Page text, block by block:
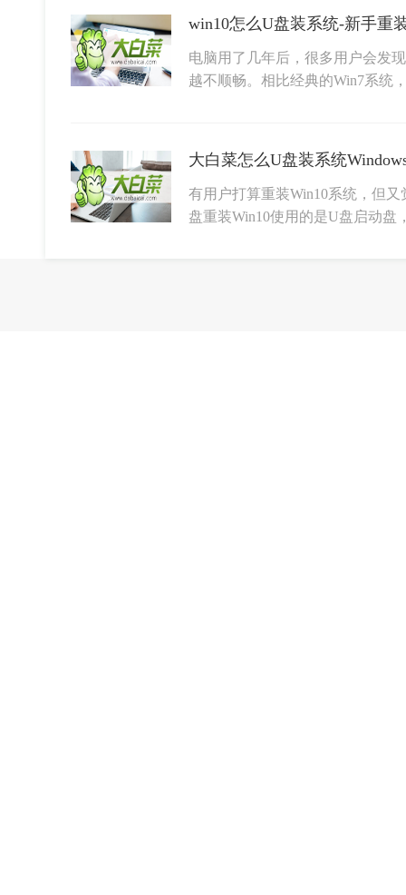
win10怎么U盘装系统-新手重
电脑用了几年后，很多用户会发
越不顺畅。相比经典的Win7系统
有用户打算重装Win10系统，但
盘重装Win10使用的是U盘启动